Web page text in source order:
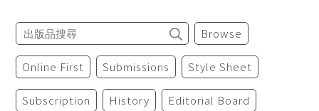
Browse
Online First Submissions Style Sheet
Subscription History Editorial Board